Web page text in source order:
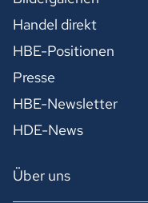
Handel direkt
HBE-Positionen
Presse
HBE-Newsletter
HDE-News
Über uns